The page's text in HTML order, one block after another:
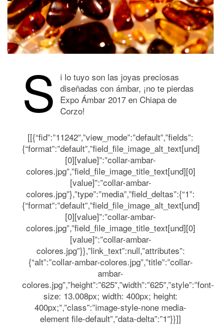
S
i lo tuyo son las joyas preciosas
diseñadas con ámbar, ¡no te pierdas
Expo Ámbar 2017 en Chiapa de
Corzo!
[[{“fid”:”11242″,”view_mode”:”default”,”fields”:
{“format”:”default”,”field_file_image_alt_text[und]
[0][value]”:”collar-ambar-
colores.jpg”,”field_file_image_title_text[und][0]
[value]”:”collar-ambar-
colores.jpg”},”type”:”media”,”field_deltas”:{“1”:
{“format”:”default”,”field_file_image_alt_text[und]
[0][value]”:”collar-ambar-
colores.jpg”,”field_file_image_title_text[und][0]
[value]”:”collar-ambar-
colores.jpg”}},”link_text”:null,”attributes”:
{“alt”:”collar-ambar-colores.jpg”,”title”:”collar-
ambar-
colores.jpg”,”height”:”625″,”width”:”625″,”style”:”font-
size: 13.008px; width: 400px; height:
400px;”,”class”:”image-style-none media-
element file-default”,”data-delta”:”1″}}]]